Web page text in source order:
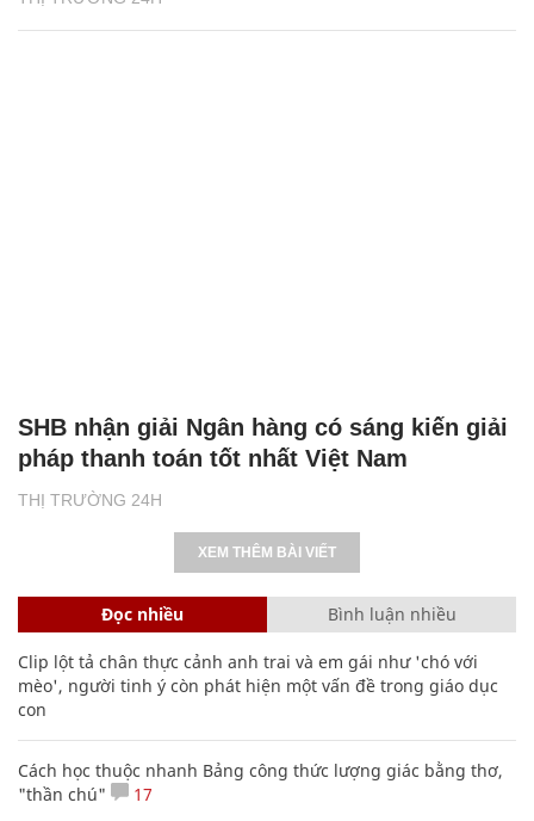
THỊ TRƯỜNG 24H
SHB nhận giải Ngân hàng có sáng kiến giải
pháp thanh toán tốt nhất Việt Nam
XEM THÊM BÀI VIẾT
Đọc nhiều Bình luận nhiều
Clip lột tả chân thực cảnh anh trai và em gái như 'chó với
mèo', người tinh ý còn phát hiện một vấn đề trong giáo dục
con
Cách học thuộc nhanh Bảng công thức lượng giác bằng thơ,
"thần chú"
17